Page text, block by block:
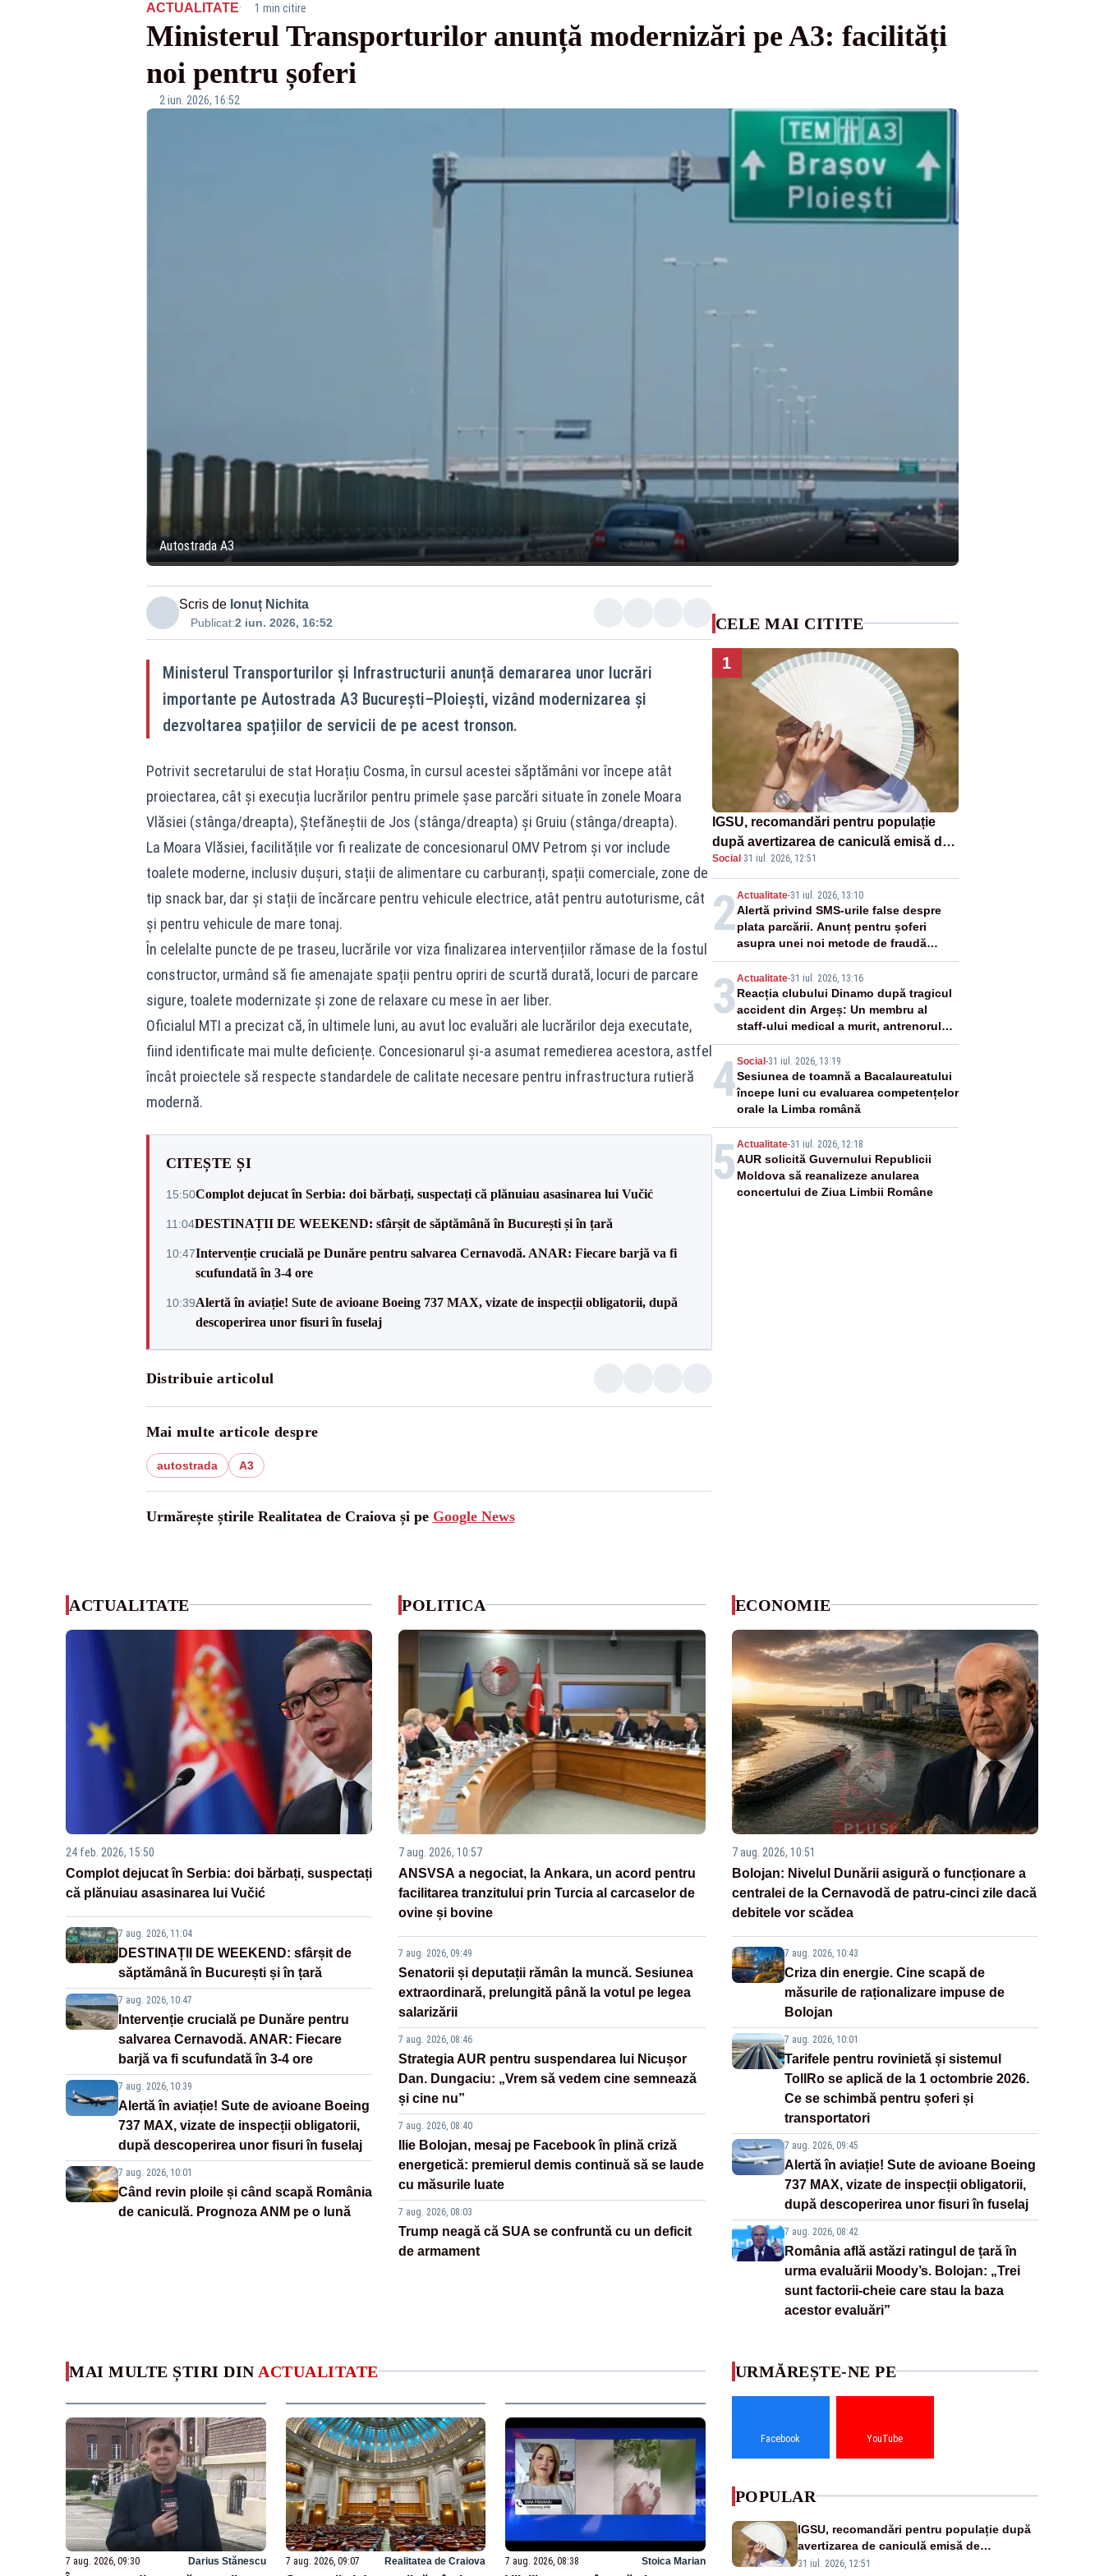
ACTUALITATE· 1 min citire
Ministerul Transporturilor anunță modernizări pe A3: facilități
noi pentru șoferi
2 iun. 2026, 16:52
Autostrada A3
Scris de Ionuț Nichita
Publicat:2 iun. 2026, 16:52
Ministerul Transporturilor și Infrastructurii anunță demararea unor lucrări
importante pe Autostrada A3 București–Ploiești, vizând modernizarea și
dezvoltarea spațiilor de servicii de pe acest tronson.
Potrivit secretarului de stat Horațiu Cosma, în cursul acestei săptămâni vor începe atât
proiectarea, cât și execuția lucrărilor pentru primele șase parcări situate în zonele Moara
Vlăsiei (stânga/dreapta), Ștefăneștii de Jos (stânga/dreapta) și Gruiu (stânga/dreapta).
La Moara Vlăsiei, facilitățile vor fi realizate de concesionarul OMV Petrom și vor include
toalete moderne, inclusiv dușuri, stații de alimentare cu carburanți, spații comerciale, zone de
tip snack bar, dar și stații de încărcare pentru vehicule electrice, atât pentru autoturisme, cât
și pentru vehicule de mare tonaj.
În celelalte puncte de pe traseu, lucrările vor viza finalizarea intervențiilor rămase de la fostul
constructor, urmând să fie amenajate spații pentru opriri de scurtă durată, locuri de parcare
sigure, toalete modernizate și zone de relaxare cu mese în aer liber.
Oficialul MTI a precizat că, în ultimele luni, au avut loc evaluări ale lucrărilor deja executate,
fiind identificate mai multe deficiențe. Concesionarul și-a asumat remedierea acestora, astfel
încât proiectele să respecte standardele de calitate necesare pentru infrastructura rutieră
modernă.
CITEȘTE ȘI
15:50Complot dejucat în Serbia: doi bărbați, suspectați că plănuiau asasinarea lui Vučić
11:04DESTINAȚII DE WEEKEND: sfârșit de săptămână în București și în țară
10:47Intervenție crucială pe Dunăre pentru salvarea Cernavodă. ANAR: Fiecare barjă va fi
scufundată în 3-4 ore
10:39Alertă în aviație! Sute de avioane Boeing 737 MAX, vizate de inspecții obligatorii, după
descoperirea unor fisuri în fuselaj
Distribuie articolul
Mai multe articole despre
autostrada A3
Urmărește știrile Realitatea de Craiova și pe Google News
CELE MAI CITITE
1
IGSU, recomandări pentru populație
după avertizarea de caniculă emisă de
meteorologi
Social·31 iul. 2026, 12:51
2Actualitate-31 iul. 2026, 13:10
Alertă privind SMS-urile false despre
plata parcării. Anunț pentru șoferi
asupra unei noi metode de fraudă
online
3 Actualitate-31 iul. 2026, 13:16
Reacția clubului Dinamo după tragicul
accident din Argeș: Un membru al
staff-ului medical a murit, antrenorul
Adrian Ropotan este în spital
4Social-31 iul. 2026, 13:19
Sesiunea de toamnă a Bacalaureatului
începe luni cu evaluarea competențelor
orale la Limba română
5 Actualitate-31 iul. 2026, 12:18
AUR solicită Guvernului Republicii
Moldova să reanalizeze anularea
concertului de Ziua Limbii Române
ACTUALITATE
24 feb. 2026, 15:50
Complot dejucat în Serbia: doi bărbați, suspectați
că plănuiau asasinarea lui Vučić
7 aug. 2026, 11:04
DESTINAȚII DE WEEKEND: sfârșit de
săptămână în București și în țară
7 aug. 2026, 10:47
Intervenție crucială pe Dunăre pentru
salvarea Cernavodă. ANAR: Fiecare
barjă va fi scufundată în 3-4 ore
7 aug. 2026, 10:39
Alertă în aviație! Sute de avioane Boeing
737 MAX, vizate de inspecții obligatorii,
după descoperirea unor fisuri în fuselaj
7 aug. 2026, 10:01
Când revin ploile și când scapă România
de caniculă. Prognoza ANM pe o lună
POLITICA
7 aug. 2026, 10:57
ANSVSA a negociat, la Ankara, un acord pentru
facilitarea tranzitului prin Turcia al carcaselor de
ovine și bovine
7 aug. 2026, 09:49
Senatorii și deputații rămân la muncă. Sesiunea
extraordinară, prelungită până la votul pe legea
salarizării
7 aug. 2026, 08:46
Strategia AUR pentru suspendarea lui Nicușor
Dan. Dungaciu: „Vrem să vedem cine semnează
și cine nu”
7 aug. 2026, 08:40
Ilie Bolojan, mesaj pe Facebook în plină criză
energetică: premierul demis continuă să se laude
cu măsurile luate
7 aug. 2026, 08:03
Trump neagă că SUA se confruntă cu un deficit
de armament
ECONOMIE
7 aug. 2026, 10:51
Bolojan: Nivelul Dunării asigură o funcționare a
centralei de la Cernavodă de patru-cinci zile dacă
debitele vor scădea
7 aug. 2026, 10:43
Criza din energie. Cine scapă de
măsurile de raționalizare impuse de
Bolojan
7 aug. 2026, 10:01
Tarifele pentru rovinietă și sistemul
TollRo se aplică de la 1 octombrie 2026.
Ce se schimbă pentru șoferi și
transportatori
7 aug. 2026, 09:45
Alertă în aviație! Sute de avioane Boeing
737 MAX, vizate de inspecții obligatorii,
după descoperirea unor fisuri în fuselaj
7 aug. 2026, 08:42
România află astăzi ratingul de țară în
urma evaluării Moody’s. Bolojan: „Trei
sunt factorii-cheie care stau la baza
acestor evaluări”
MAI MULTE ȘTIRI DIN ACTUALITATE
7 aug. 2026, 09:30 Darius Stănescu 7 aug. 2026, 09:07 Realitatea de Craiova 7 aug. 2026, 08:38 Stoica Marian
URMĂREȘTE-NE PE
Facebook YouTube
POPULAR
IGSU, recomandări pentru populație după
avertizarea de caniculă emisă de
meteorologi
31 iul. 2026, 12:51